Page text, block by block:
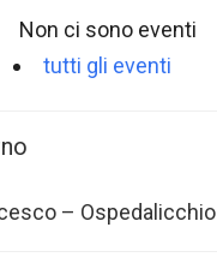
Non ci sono eventi
tutti gli eventi
– Ospedalicchio